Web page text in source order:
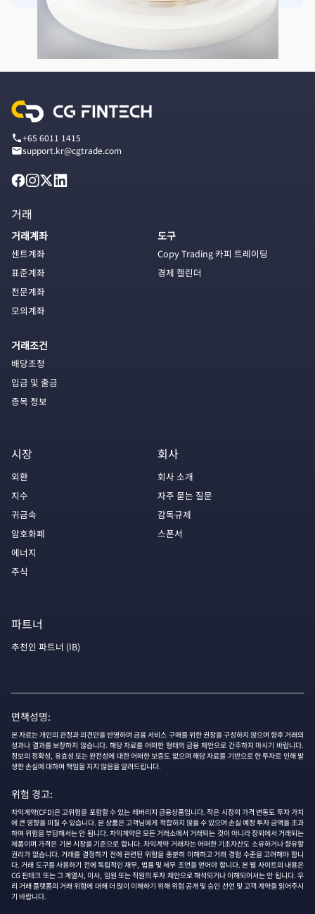
+65 6011 1415
support.kr@cgtrade.com
거래
거래계좌
센트계좌
표준계좌
전문계좌
모의계좌
거래조건
배당조정
입금 및 출금
종목 정보
도구
Copy Trading 카피 트레이딩
경제 캘린더
시장
외환
지수
귀금속
암호화폐
에너지
주식
회사
회사 소개
자주 묻는 질문
감독규제
스폰서
파트너
추천인 파트너 (IB)
면책성명:
본 자료는 개인의 관정과 의견만을 반영하며 금융 서비스 구매를 위한 권장을 구성하지 않으며 향후 거래의
성과나 결과를 보장하지 않습니다. 해당 자료를 어떠한 형태의 금융 제안으로 간주하지 마시기 바랍니다.
정보의 정확성, 유효성 또는 완전성에 대한 어떠한 보증도 없으며 해당 자료를 기반으로 한 투자로 인해 발
생한 손실에 대하여 책임을 지지 않음을 알려드립니다.
위험 경고:
차익계약(CFD)은 고위험을 포함할 수 있는 레버리지 금융상품입니다. 작은 시장의 가격 변동도 투자 가치
에 큰 영향을 미칠 수 있습니다. 본 상품은 고객님에게 적합하지 않을 수 있으며 손실 예정 투자 금액을 초과
하여 위험을 부담해서는 안 됩니다. 차익계약은 모든 거래소에서 거래되는 것이 아니라 장외에서 거래되는
제품이며 가격은 기본 시장을 기준으로 합니다. 차익계약 거래자는 어떠한 기초자산도 소유하거나 향유할
권리가 없습니다. 거래를 결정하기 전에 관련된 위험을 충분히 이해하고 거래 경험 수준을 고려해야 합니
다. 거래 도구를 사용하기 전에 독립적인 재무, 법률 및 세무 조언을 얻어야 합니다. 본 웹 사이트의 내용은
CG 핀테크 또는 그 계열사, 이사, 임원 또는 직원의 투자 제안으로 해석되거나 이해되어서는 안 됩니다. 우
리 거래 플랫폼의 거래 위험에 대해 더 많이 이해하기 위해 위험 공개 및 승인 선언 및 고객 계약을 읽어주시
기 바랍니다.